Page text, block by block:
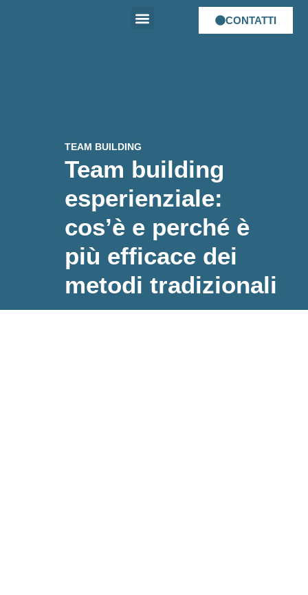
CONTATTI
TEAM BUILDING
Team building
esperienziale:
cos’è e perché è
più efficace dei
metodi tradizionali